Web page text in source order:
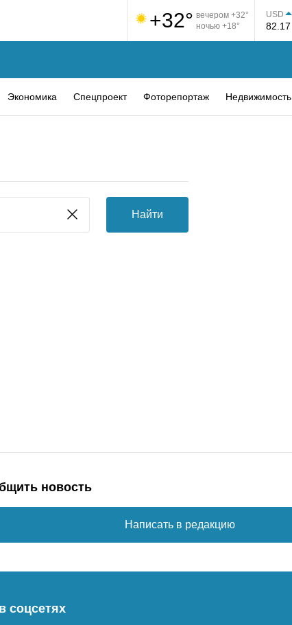
+32° вечером +32°
ночью +18°
USD
82.17
Экономика Спецпроект Фоторепортаж Недвижимость
Найти
новость
Написать в редакцию
соцсетях